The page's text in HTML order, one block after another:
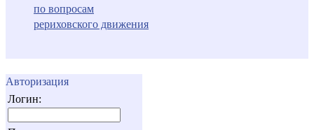
по вопросам
рериховского движения
Авторизация
Логин: